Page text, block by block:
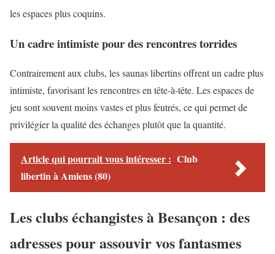
les espaces plus coquins.
Un cadre intimiste pour des rencontres torrides
Contrairement aux clubs, les saunas libertins offrent un cadre plus
intimiste, favorisant les rencontres en tête-à-tête. Les espaces de
jeu sont souvent moins vastes et plus feutrés, ce qui permet de
privilégier la qualité des échanges plutôt que la quantité.
Article qui pourrait vous intéresser : Club
libertin à Amiens (80)
Les clubs échangistes à Besançon : des
adresses pour assouvir vos fantasmes